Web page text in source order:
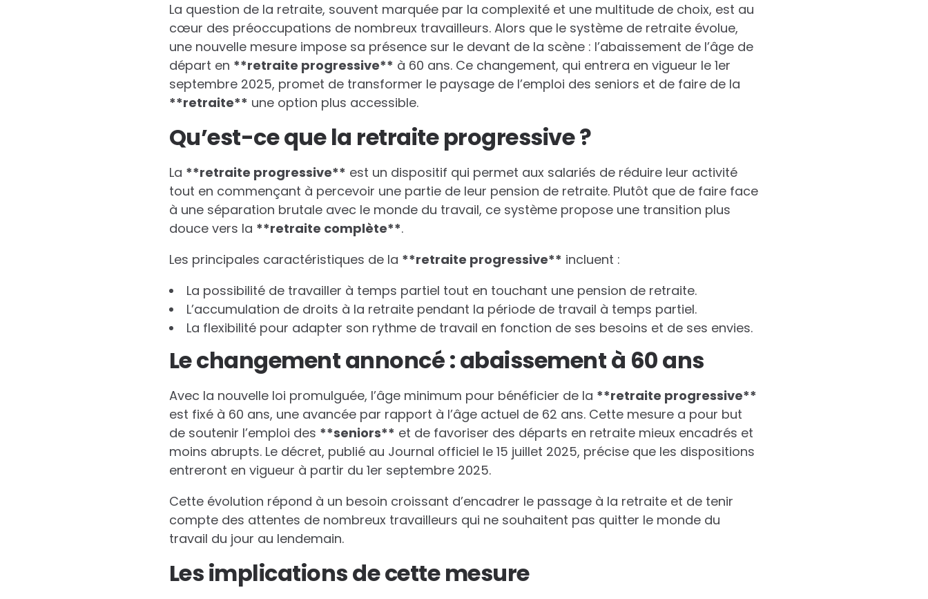
La question de la retraite, souvent marquée par la complexité et une multitude de choix, est au
cœur des préoccupations de nombreux travailleurs. Alors que le système de retraite évolue,
une nouvelle mesure impose sa présence sur le devant de la scène : l’abaissement de l’âge de
départ en **retraite progressive** à 60 ans. Ce changement, qui entrera en vigueur le 1er
septembre 2025, promet de transformer le paysage de l’emploi des seniors et de faire de la
**retraite** une option plus accessible.
Qu’est-ce que la retraite progressive ?
La **retraite progressive** est un dispositif qui permet aux salariés de réduire leur activité
tout en commençant à percevoir une partie de leur pension de retraite. Plutôt que de faire face
à une séparation brutale avec le monde du travail, ce système propose une transition plus
douce vers la **retraite complète**.
Les principales caractéristiques de la **retraite progressive** incluent :
La possibilité de travailler à temps partiel tout en touchant une pension de retraite.
L’accumulation de droits à la retraite pendant la période de travail à temps partiel.
La flexibilité pour adapter son rythme de travail en fonction de ses besoins et de ses envies.
Le changement annoncé : abaissement à 60 ans
Avec la nouvelle loi promulguée, l’âge minimum pour bénéficier de la **retraite progressive**
est fixé à 60 ans, une avancée par rapport à l’âge actuel de 62 ans. Cette mesure a pour but
de soutenir l’emploi des **seniors** et de favoriser des départs en retraite mieux encadrés et
moins abrupts. Le décret, publié au Journal officiel le 15 juillet 2025, précise que les dispositions
entreront en vigueur à partir du 1er septembre 2025.
Cette évolution répond à un besoin croissant d’encadrer le passage à la retraite et de tenir
compte des attentes de nombreux travailleurs qui ne souhaitent pas quitter le monde du
travail du jour au lendemain.
Les implications de cette mesure